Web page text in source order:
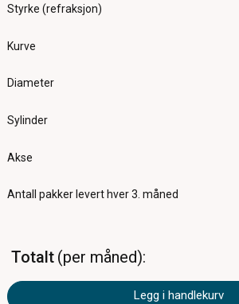
Styrke (refraksjon)
Kurve
Diameter
Sylinder
Akse
Antall pakker levert hver 3. måned
Totalt per måned
Legg i handlekurv